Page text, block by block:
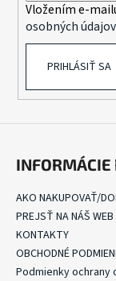
Vložením e-
osobných údajov
PRIHLÁSIŤ SA
INFORMÁCIE
AKO NAKUPOVAŤ/
PREJSŤ NA NÁŠ WEB
KONTAKTY
OBCHODNÉ
Podmienky ochrany